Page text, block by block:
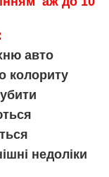
авто
недоліки